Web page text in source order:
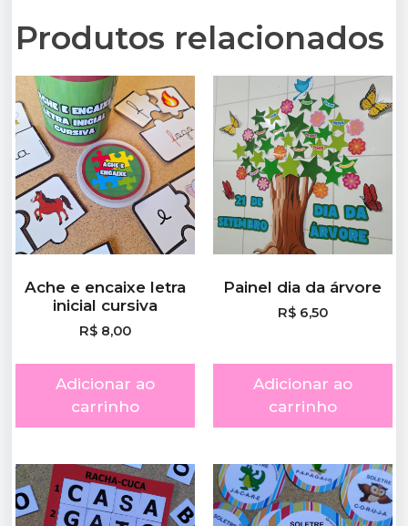
Produtos relacionados
Ache e encaixe letra
inicial cursiva
R$ 8,00
Adicionar ao
carrinho
Painel dia da árvore
R$6,50
Adicionar ao
carrinho